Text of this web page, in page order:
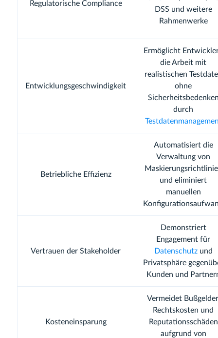
Regulatorische Compliance
DSS und weitere
Rahmenwerke
Entwicklungsgeschwindigkeit
Ermöglicht
die Arbeit mit
realistischen
ohne
durch
Betriebliche Effizienz
Automatisiert die
Verwaltung von
und eliminiert
manuellen
Vertrauen der Stakeholder
Demonstriert
Engagement für
Datenschutzund
Privatsphäre
Kunden und
Kosteneinsparung
Vermeidet
Rechtskosten und
Reputationsschäden
aufgrund von